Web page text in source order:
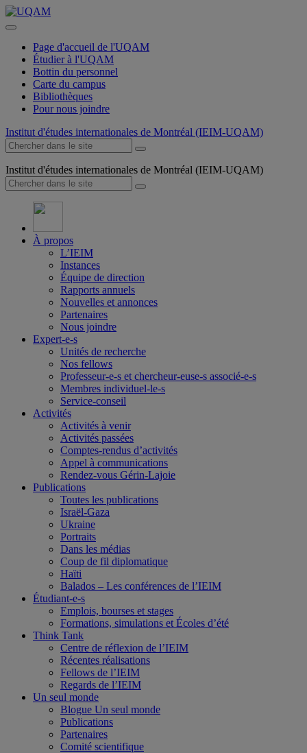
Page d'accueil de l'UQAM
Étudier à l'UQAM
Bottin du personnel
Carte du campus
Bibliothèques
Pour nous joindre
Institut d'études internationales de Montréal (IEIM-UQAM)
Institut d'études internationales de Montréal (IEIM-UQAM)
À propos
L’IEIM
Instances
Équipe de direction
Rapports annuels
Nouvelles et annonces
Partenaires
Nous joindre
Expert-e-s
Unités de recherche
Nos fellows
Professeur-e-s et chercheur-euse-s associé-e-s
Membres individuel-le-s
Service-conseil
Activités
Activités à venir
Activités passées
Comptes-rendus d’activités
Appel à communications
Rendez-vous Gérin-Lajoie
Publications
Toutes les publications
Israël-Gaza
Ukraine
Portraits
Dans les médias
Coup de fil diplomatique
Haïti
Balados – Les conférences de l’IEIM
Étudiant-e-s
Emplois, bourses et stages
Formations, simulations et Écoles d’été
Think Tank
Centre de réflexion de l’IEIM
Récentes réalisations
Fellows de l’IEIM
Regards de l’IEIM
Un seul monde
Blogue Un seul monde
Publications
Partenaires
Comité scientifique